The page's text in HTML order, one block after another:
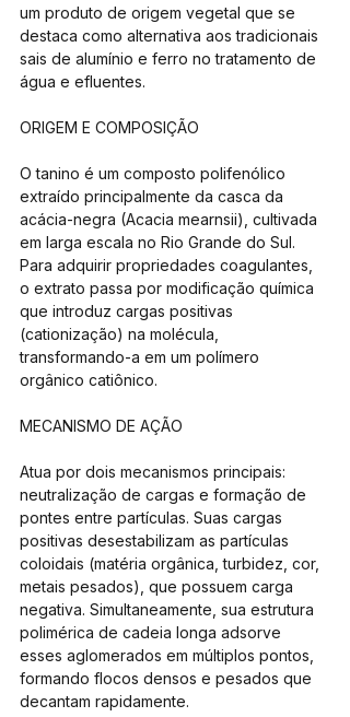
um produto de origem vegetal que se
destaca como alternativa aos tradicionais
sais de alumínio e ferro no tratamento de
água e efluentes.
ORIGEM E COMPOSIÇÃO
O tanino é um composto polifenólico
extraído principalmente da casca da
acácia-negra (Acacia mearnsii), cultivada
em larga escala no Rio Grande do Sul.
Para adquirir propriedades coagulantes,
o extrato passa por modificação química
que introduz cargas positivas
(cationização) na molécula,
transformando-a em um polímero
orgânico catiônico.
MECANISMO DE AÇÃO
Atua por dois mecanismos principais:
neutralização de cargas e formação de
pontes entre partículas. Suas cargas
positivas desestabilizam as partículas
coloidais (matéria orgânica, turbidez, cor,
metais pesados), que possuem carga
negativa. Simultaneamente, sua estrutura
polimérica de cadeia longa adsorve
esses aglomerados em múltiplos pontos,
formando flocos densos e pesados que
decantam rapidamente.